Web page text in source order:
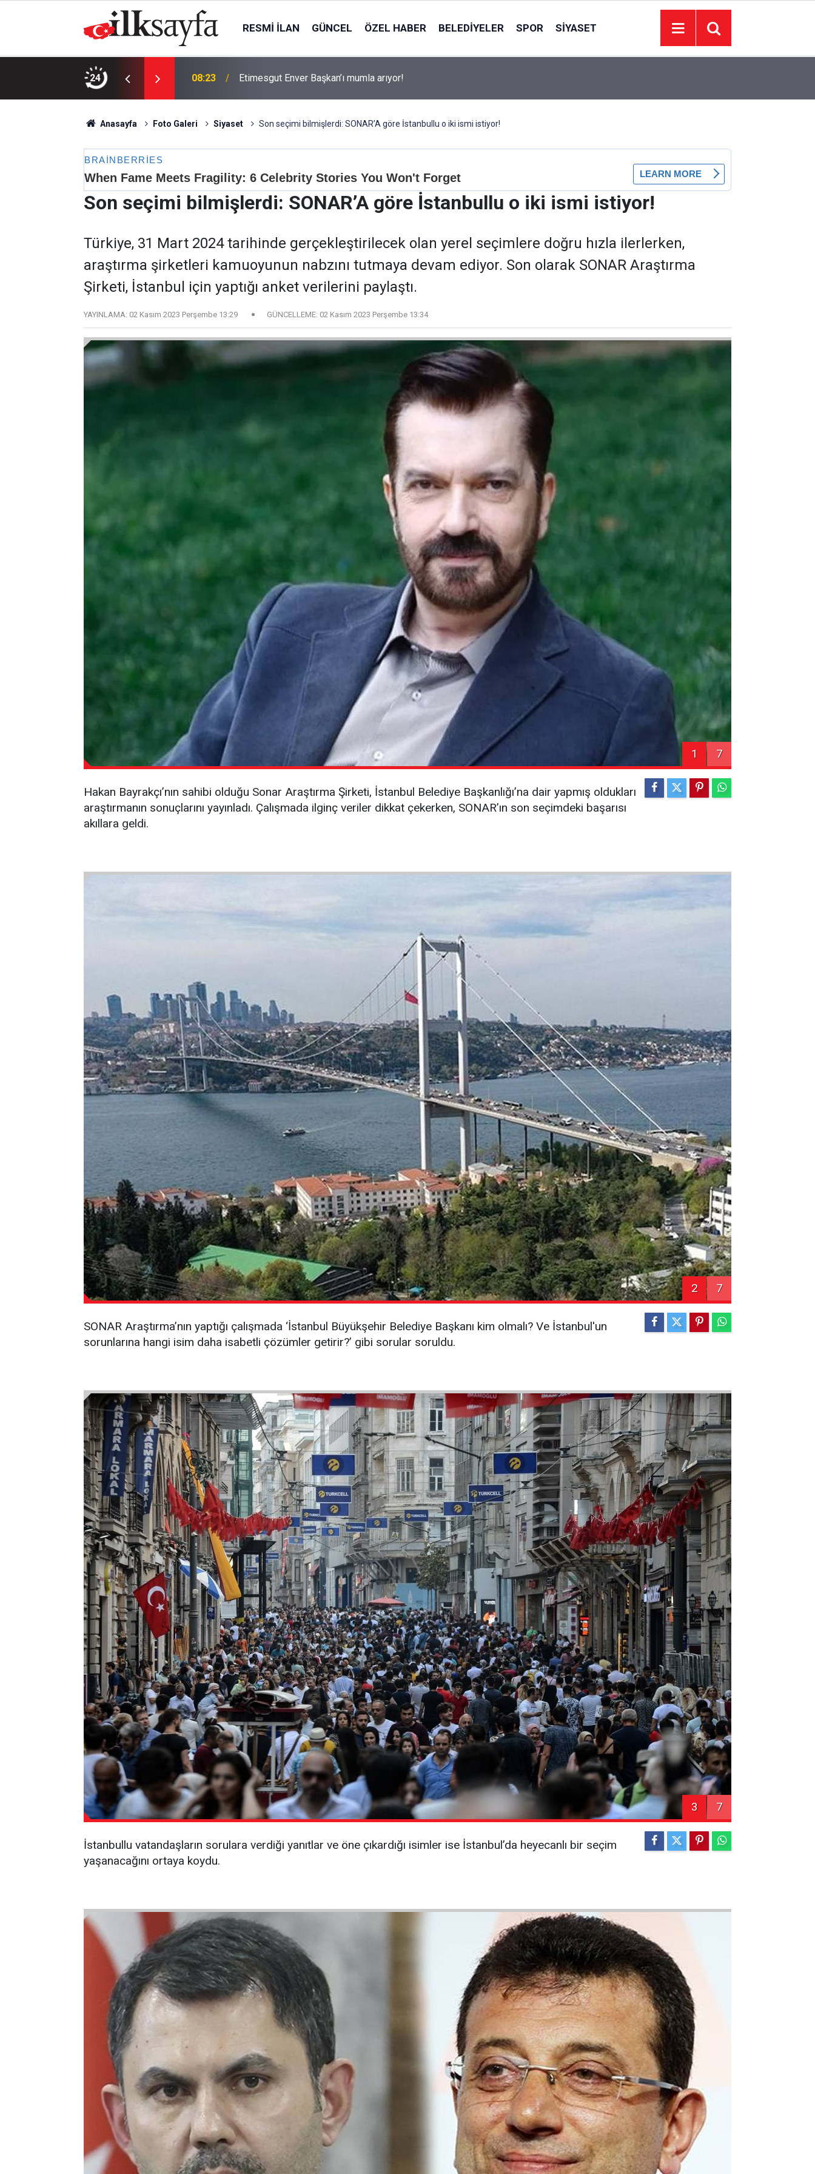
RESMI İLAN GÜNCEL ÖZEL HABER BELEDIYELER SPOR SIYASET
24
Hafta başında dereceler geriliyor 08:23 Etimesgut Enver Başkan’ı mumla arıyor!
Anasayfa Foto Galeri Siyaset Son seçimi bilmişlerdi: SONAR’A göre İstanbullu o iki ismi istiyor!
Son seçimi bilmişlerdi: SONAR’A göre İstanbullu o iki ismi istiyor!
Türkiye, 31 Mart 2024 tarihinde gerçekleştirilecek olan yerel seçimlere doğru hızla ilerlerken,
araştırma şirketleri kamuoyunun nabzını tutmaya devam ediyor. Son olarak SONAR Araştırma
Şirketi, İstanbul için yaptığı anket verilerini paylaştı.
YAYINLAMA: 02 Kasım 2023 Perşembe 13:29 GÜNCELLEME: 02 Kasım 2023 Perşembe 13:34
1 7
Hakan Bayrakçı’nın sahibi olduğu Sonar Araştırma Şirketi, İstanbul Belediye Başkanlığı’na dair yapmış oldukları
araştırmanın sonuçlarını yayınladı. Çalışmada ilginç veriler dikkat çekerken, SONAR’ın son seçimdeki başarısı
akıllara geldi.
2 7
SONAR Araştırma’nın yaptığı çalışmada ‘İstanbul Büyükşehir Belediye Başkanı kim olmalı? Ve İstanbul'un
sorunlarına hangi isim daha isabetli çözümler getirir?’ gibi sorular soruldu.
3 7
İstanbullu vatandaşların sorulara verdiği yanıtlar ve öne çıkardığı isimler ise İstanbul’da heyecanlı bir seçim
yaşanacağını ortaya koydu.